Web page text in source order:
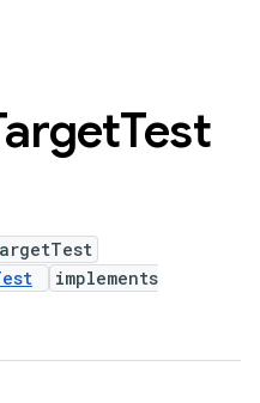
Test
implements